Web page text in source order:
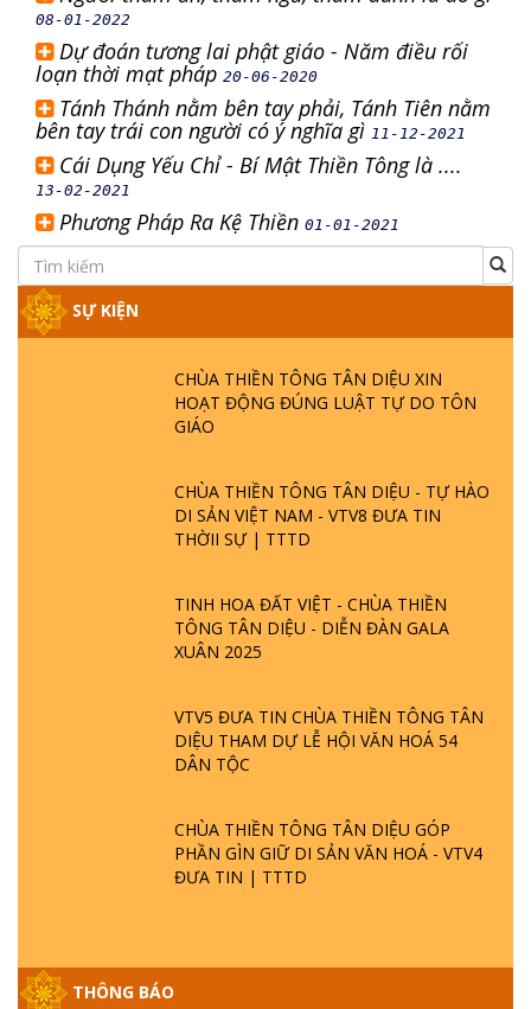
08-01-2022
Dự đoán tương lai phật giáo - Năm điều rối
loạn thời mạt pháp 20-06-2020
Tánh Thánh nằm bên tay phải, Tánh Tiên nằm
bên tay trái con người có ý nghĩa gì 11-12-2021
Cái Dụng Yếu Chỉ - Bí Mật Thiền Tông là ....
13-02-2021
Phương Pháp Ra Kệ Thiền 01-01-2021
SỰ KIỆN
CHÙA THIỀN TÔNG TÂN DIỆU XIN
HOẠT ĐỘNG ĐÚNG LUẬT TỰ DO TÔN
GIÁO
CHÙA THIỀN TÔNG TÂN DIỆU - TỰ HÀO
DI SẢN VIỆT NAM - VTV8 ĐƯA TIN
THỜII SỰ | TTTD
TINH HOA ĐẤT VIỆT - CHÙA THIỀN
TÔNG TÂN DIỆU - DIỄN ĐÀN GALA
XUÂN 2025
VTV5 ĐƯA TIN CHÙA THIỀN TÔNG TÂN
DIỆU THAM DỰ LỄ HỘI VĂN HOÁ 54
DÂN TỘC
CHÙA THIỀN TÔNG TÂN DIỆU GÓP
PHẦN GÌN GIỮ DI SẢN VĂN HOÁ - VTV4
ĐƯA TIN | TTTD
THÔNG BÁO